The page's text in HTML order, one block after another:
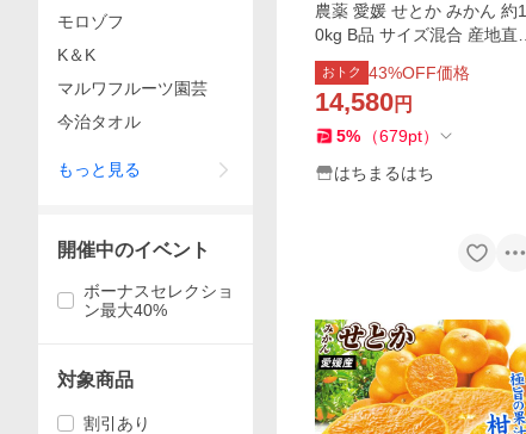
農薬 愛媛 せとか みかん 約1
0kg B品 サイズ混合 産地直送
大三島 NN ※ ふるさと納税
ではありません
おトク 43%OFF価格
14,580円
5% （679pt）
はちまるはち
モロゾフ
K＆K
マルワフルーツ園芸
今治タオル
もっと見る
開催中のイベント
ボーナスセレクショ
ン最大40%
対象商品
割引あり